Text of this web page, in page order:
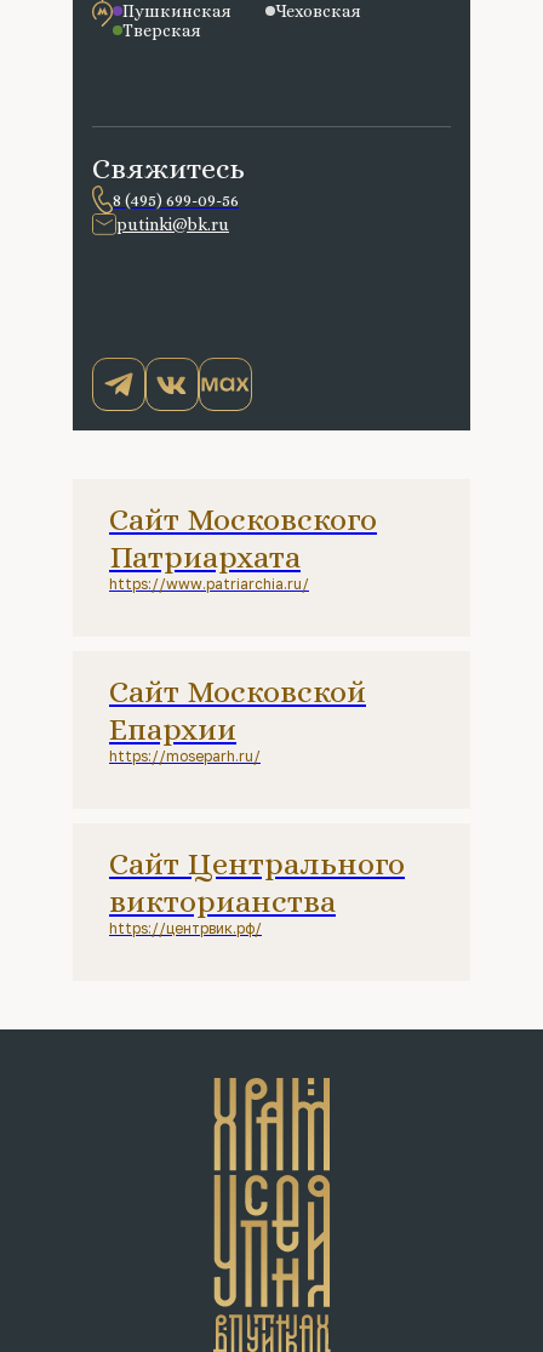
Свяжитесь
8 (495) 699-09-56
putinki@bk.ru
Пушкинская
Чеховская
Тверская
Сайт Центрального
викторианства
https://центрвик.рф/
Сайт Московской
Епархии
https://moseparh.ru/
Сайт Московского
Патриархата
https://www.patriarchia.ru/